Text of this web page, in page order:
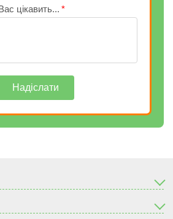
цікавить...
Надіслати